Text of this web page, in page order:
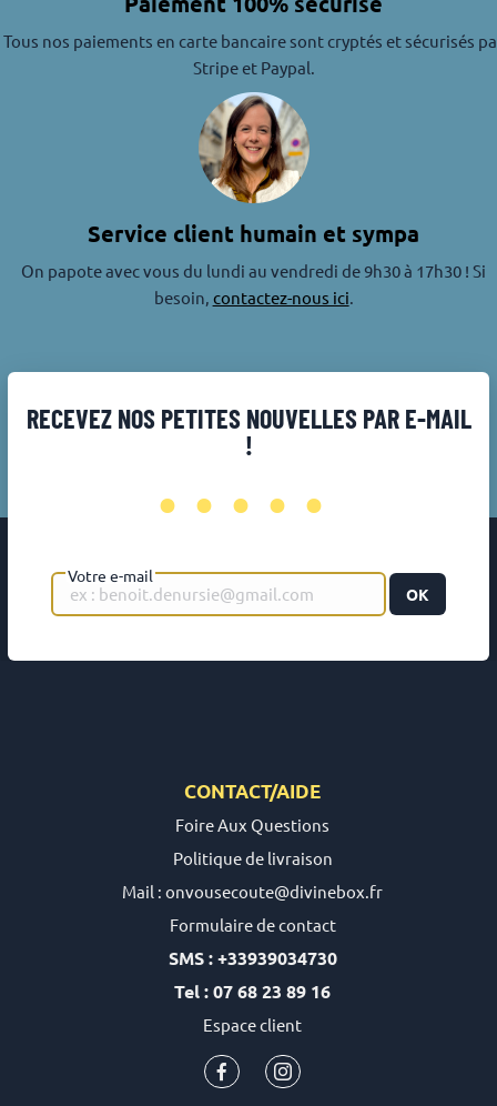
Tous nos paiements en carte bancaire sont cryptés et sécurisés
Stripe et Paypal.
Service client humain et sympa
On papote avec vous du lundi au vendredi de 9h30 à 17h30 ! Si
besoin, contactez-nous ici.
RECEVEZ NOS PETITES NOUVELLES PAR E-MAIL
!
•••••
Votre e-mail
OK
CONTACT/AIDE
Foire Aux Questions
Politique de livraison
Mail : onvousecoute@divinebox.fr
Formulaire de contact
SMS : +33939034730
Tel : 07 68 23 89 16
Espace client